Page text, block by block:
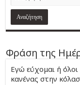
Φράση της
Εγώ εύχομαι ή
κανένας στην